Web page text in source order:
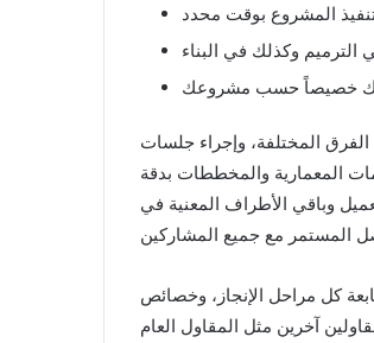
المشروع بوقت محدد
المختلفة، وإجراء جلسات
المعمارية والمخططات بدقة
وباقي الأطراف المعنية في
كل مراحل الإنجاز، وخصائص
آخرين مثل المقاول العام